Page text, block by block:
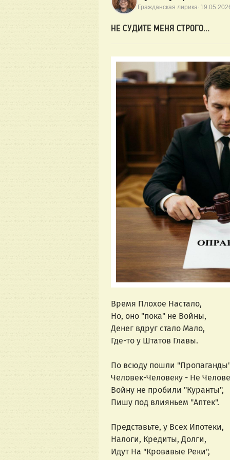
Гражданская лирика·
НЕ СУДИТЕ МЕНЯ СТРОГО...
Время Плохое Настало,
Но, оно "пока" не Войны,
Денег вдруг стало Мало,
Где-то у Штатов Главы.
По всюду пошли
Человек-Человеку - Не
Войну не пробили "Куранты",
Пишу под влияньем "Аптек".
Представьте, у Всех Ипотеки,
Налоги, Кредиты, Долги,
Идут На "Кровавые Реки",